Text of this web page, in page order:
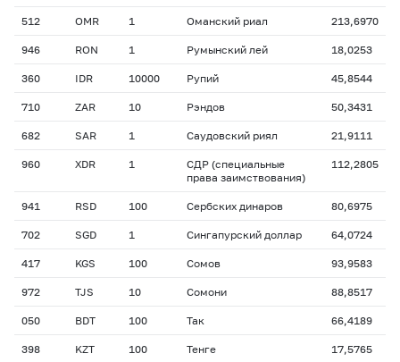
512 OMR 1 Оманский риал 213,6970
946 RON 1 Румынский лей 18,0253
360 IDR 10000 Рупий 45,8544
710 ZAR 10 Рэндов 50,3431
682 SAR 1 Саудовский риял 21,9111
960 XDR 1
СДР (специальные
права заимствования)
112,2805
941 RSD 100 Сербских динаров 80,6975
702 SGD 1 Сингапурский доллар 64,0724
417 KGS 100 Сомов 93,9583
972 TJS 10 Сомони 88,8517
050 BDT 100 Так 66,4189
398 KZT 100 Тенге 17,5765